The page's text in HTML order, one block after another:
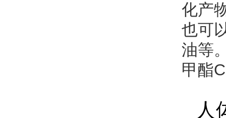
化产
也可
油等
甲酯
人